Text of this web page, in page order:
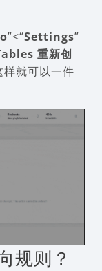
”<“Settings”
重新创
样就可以一件
规则？